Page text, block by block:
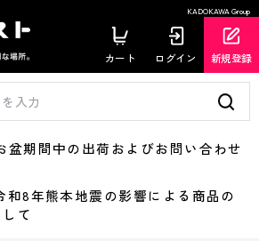
KADOKAWA Group
カート ログイン 新規登録
期間中の出荷およびお問い合わせ
8年熊本地震の影響による商品の
て